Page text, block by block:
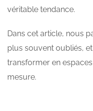
véritable tendance.
Dans cet article, nous
plus souvent oubliés,
transformer en
mesure.